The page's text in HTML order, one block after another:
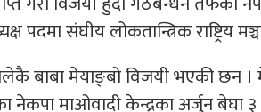
पदमा संघीय लोकतान्त्रिक राष्ट्रिय
बाबा मेयाङ्बो विजयी भएकी छन
नेकपा माओवादी केन्द्रका अर्जुन बेघा